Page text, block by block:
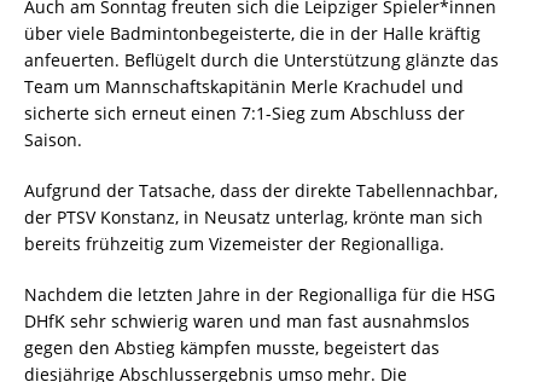
Auch am Sonntag freuten sich die Leipziger Spieler*innen
über viele Badmintonbegeisterte, die in der Halle kräftig
anfeuerten. Beflügelt durch die Unterstützung glänzte das
Team um Mannschaftskapitänin Merle Krachudel und
sicherte sich erneut einen 7:1-Sieg zum Abschluss der
Saison.
Aufgrund der Tatsache, dass der direkte Tabellennachbar,
der PTSV Konstanz, in Neusatz unterlag, krönte man sich
bereits frühzeitig zum Vizemeister der Regionalliga.
Nachdem die letzten Jahre in der Regionalliga für die HSG
DHfK sehr schwierig waren und man fast ausnahmslos
gegen den Abstieg kämpfen musste, begeistert das
diesjährige Abschlussergebnis umso mehr. Die